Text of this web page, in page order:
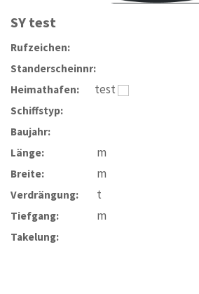
SYtest
Rufzeichen:
Standerscheinnr:
Heimathafen:
test
Schiffstyp:
Baujahr:
Länge:
m
Breite: m
Verdrängung: t
Tiefgang: m
Takelung: